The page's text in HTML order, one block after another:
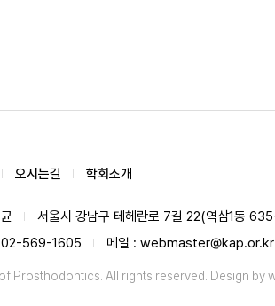
오시는길 학회소개
서울시 강남구 테헤란로 7길 22(역삼1동
02-569-1605 메일 : webmaster@kap.or.kr
Prosthodontics. All rights reserved. Design by